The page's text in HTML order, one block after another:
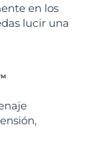
en los
lucir una